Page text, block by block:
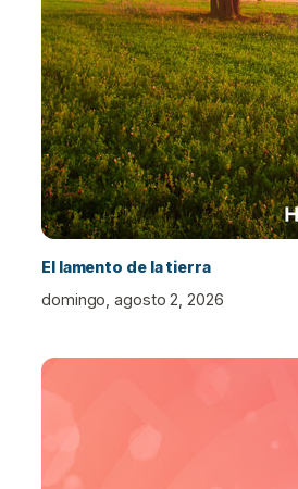
El lamento de la tierra
domingo, agosto 2, 2026